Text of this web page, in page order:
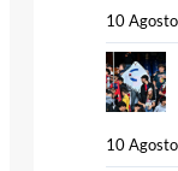
10
10